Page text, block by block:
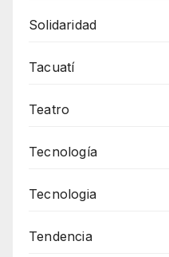
Solidaridad
Tacuatí
Teatro
Tecnología
Tecnologia
Tendencia